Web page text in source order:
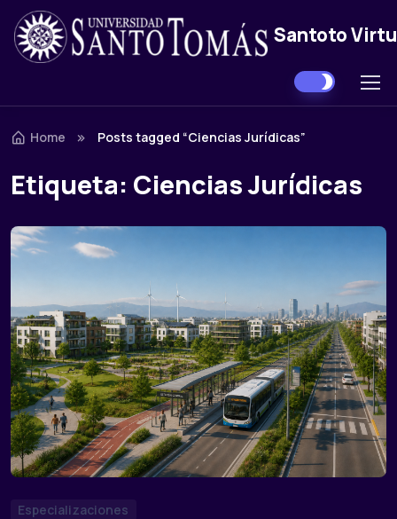
Skip to navigation
Skip to content
Santoto
Home Posts tagged “Ciencias Jurídicas”
Etiqueta: Ciencias Jurídicas
Especializaciones